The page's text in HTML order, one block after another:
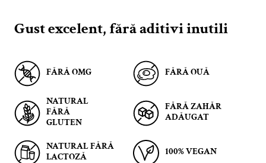
Gust excelent, fără aditivi inutili
FĂRĂ OMG
NATURAL
FĂRĂ
GLUTEN
NATURAL FĂRĂ
LACTOZĂ
FĂRĂ OUĂ
FĂRĂ ZAHĂR
ADĂUGAT
100% VEGAN